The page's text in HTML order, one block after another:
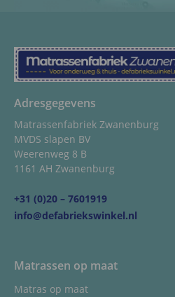
Adresgegevens
Matrassenfabriek Zwanenburg
MVDS slapen BV
Weerenweg 8 B
1161 AH Zwanenburg
+31 (0)20 – 7601919
info@defabriekswinkel.nl
Matrassen op maat
Matras op maat